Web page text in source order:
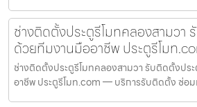
ช่างติดตั้งประตูรีโมทคลองสามวา
ด้วยทีมงานมืออาชีพ ประตูรีโมท
ช่างติดตั้งประตูรีโมทคลองสามวา รับติดตั้งปร
อาชีพ ประตูรีโมท.com — บริการรับติดตั้ง ซ่อ